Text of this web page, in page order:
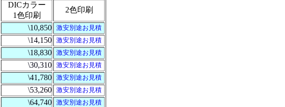
DICカラー
1色印刷
2色印刷
\10,850 激安別途お見積
\14,150 激安別途お見積
\18,830 激安別途お見積
\30,310 激安別途お見積
\41,780 激安別途お見積
\53,260 激安別途お見積
\64,740 激安別途お見積